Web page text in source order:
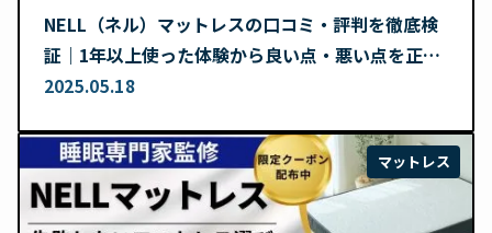
NELL（ネル）マットレスの口コミ・評判を徹底検
証｜1年以上使った体験から良い点・悪い点を正直
レビュー
2025.05.18
マットレス